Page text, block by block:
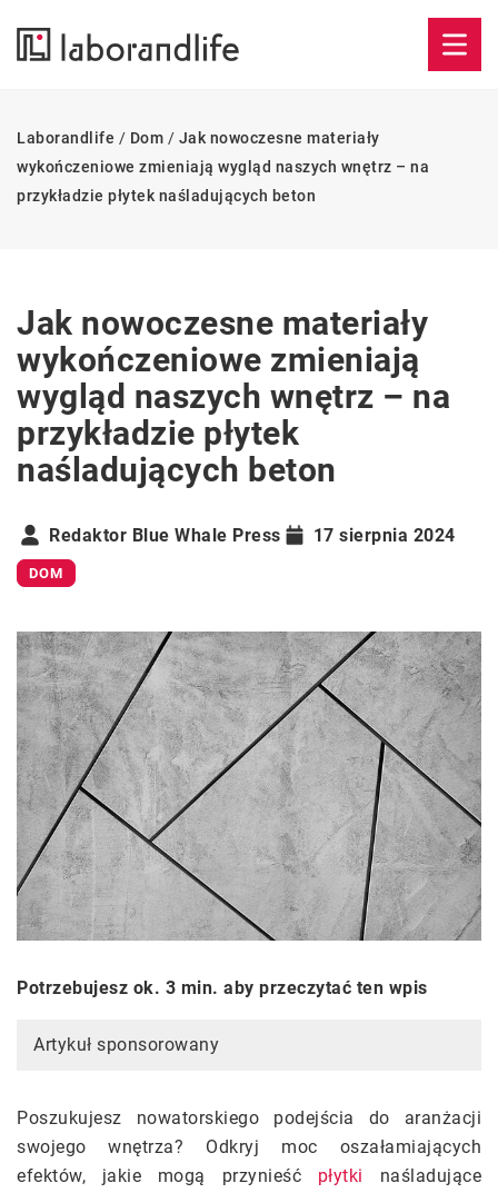
Laborandlife / Dom / Jak nowoczesne materiały
wykończeniowe zmieniają wygląd naszych wnętrz – na
przykładzie płytek naśladujących beton
Jak nowoczesne materiały
wykończeniowe zmieniają
wygląd naszych wnętrz – na
przykładzie płytek
naśladujących beton
Redaktor Blue Whale Press 17 sierpnia 2024
DOM
Potrzebujesz ok. 3 min. aby przeczytać ten wpis
Artykuł sponsorowany
Poszukujesz nowatorskiego podejścia do aranżacji
swojego wnętrza? Odkryj moc oszałamiających
efektów, jakie mogą przynieść płytki naśladujące